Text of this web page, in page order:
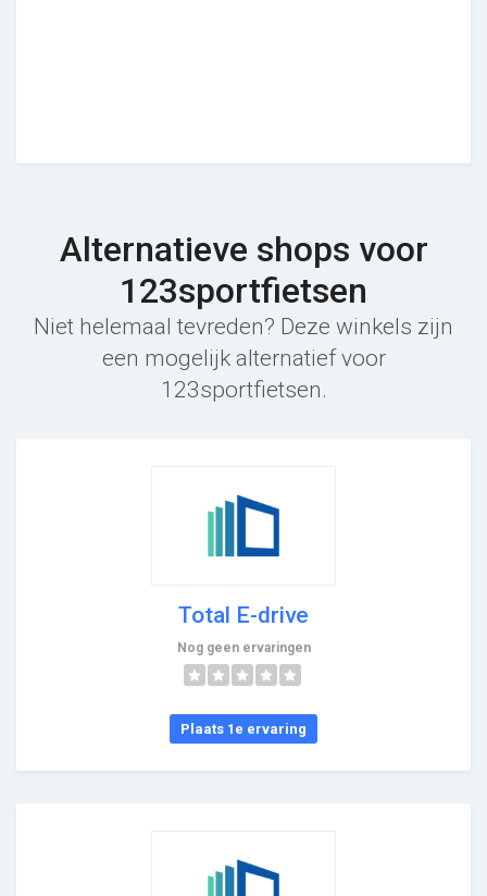
Alternatieve shops voor
123sportfietsen
Niet helemaal tevreden? Deze winkels zijn
een mogelijk alternatief voor
123sportfietsen.
Total E-drive
Nog geen ervaringen
Plaats 1e ervaring